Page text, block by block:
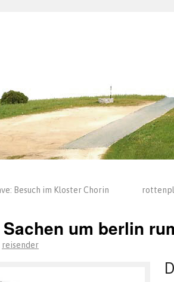
Besuch im Kloster Chorin
um berlin
reisender